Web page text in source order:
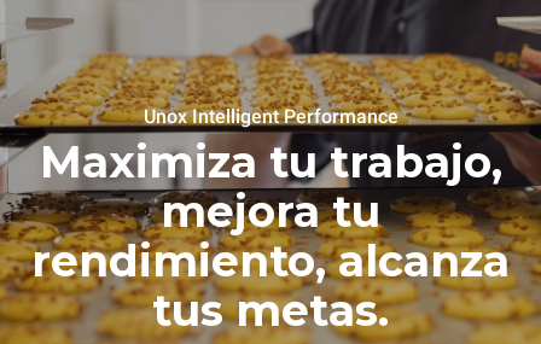
Unox Intelligent Performance
Maximiza tu trabajo,
mejora tu
rendimiento, alcanza
tus metas.